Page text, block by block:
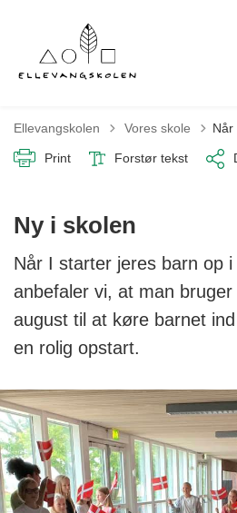
Ellevangskolen Tilbage til
Vores skole Når
Print Forstør tekst
Ny i skolen
Når I starter jeres barn op
anbefaler vi, at man
august til at køre barnet
en rolig opstart.